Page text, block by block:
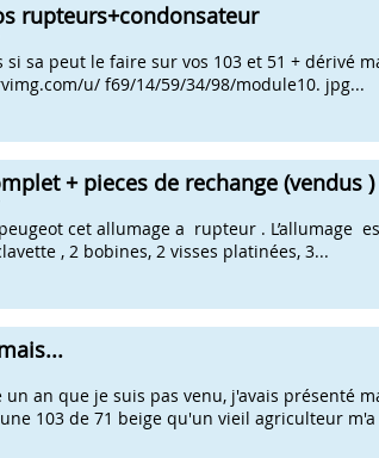
rupteurs+condonsateur
si sa peut le faire sur vos 103 et 51 + dérivé
u/ f69/14/59/34/98/module10. jpg...
+ pieces de rechange (vendus )
cet allumage a rupteur . L’allumage
, 2 bobines, 2 visses platinées, 3...
un an que je suis pas venu, j'avais présenté
103 de 71 beige qu'un vieil agriculteur m'a